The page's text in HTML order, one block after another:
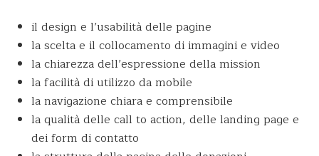
il design e l’usabilità delle pagine
la scelta e il collocamento di immagini e video
la chiarezza dell’espressione della mission
la facilità di utilizzo da mobile
la navigazione chiara e comprensibile
la qualità delle call to action, delle landing page e
dei form di contatto